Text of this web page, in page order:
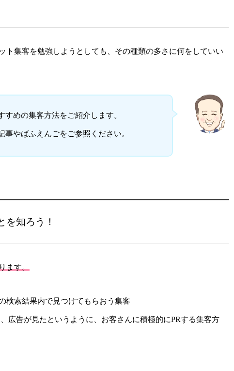
ト集客を勉強しようとしても、その種類の多さに何をしていい
めの集客方法をご紹介します。
事やばふえんごをご参照ください。
を知ろう！
ます。
検索結果内で見つけてもらおう集客
広告が見たというように、お客さんに積極的にPRする集客方